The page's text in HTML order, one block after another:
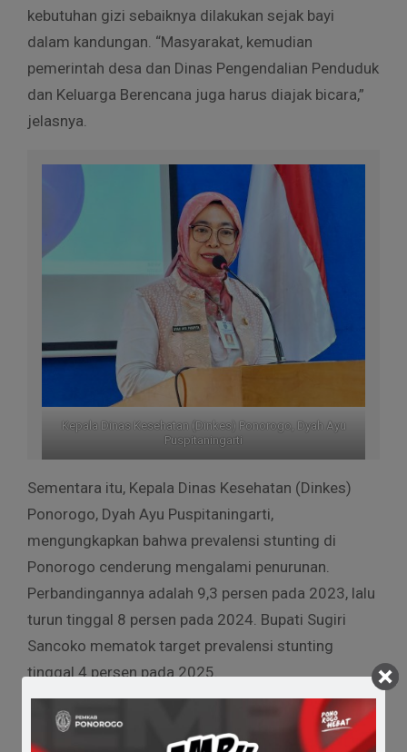
kebutuhan gizi sebaiknya dilakukan sejak bayi
dalam kandungan. “Masyarakat, kemudian
pemerintah desa dan Dinas Pengendalian Penduduk
dan Keluarga Berencana juga harus diajak bicara,”
jelasnya.
Kepala Dinas Kesehatan (Dinkes) Ponorogo, Dyah Ayu
Puspitaningarti
Sementara itu, Kepala Dinas Kesehatan (Dinkes)
Ponorogo, Dyah Ayu Puspitaningarti,
mengungkapkan bahwa prevalensi stunting di
Ponorogo cenderung mengalami penurunan.
Perbandingannya adalah 9,3 persen pada 2023, lalu
turun tinggal 8 persen pada 2024. Bupati Sugiri
Sancoko mematok target prevalensi stunting
tinggal 4 persen pada 2025.
“Adanya target justru membuat kita semangat.
Kami berupaya menggandeng lintas sektor untuk